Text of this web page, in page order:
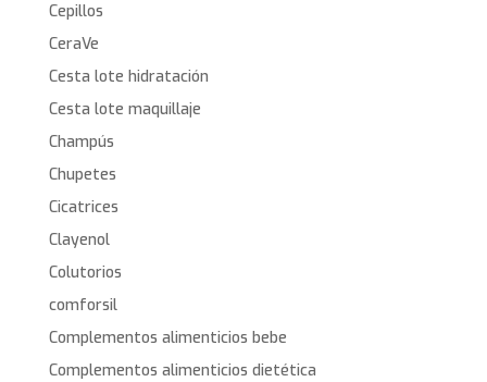
Cepillos
CeraVe
Cesta lote hidratación
Cesta lote maquillaje
Champús
Chupetes
Cicatrices
Clayenol
Colutorios
comforsil
Complementos alimenticios bebe
Complementos alimenticios dietética